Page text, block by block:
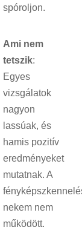
spóroljon.
Ami nem
tetszik:
Egyes
vizsgálatok
nagyon
lassúak, és
hamis pozitív
eredményeket
mutatnak. A
nekem nem
működött.